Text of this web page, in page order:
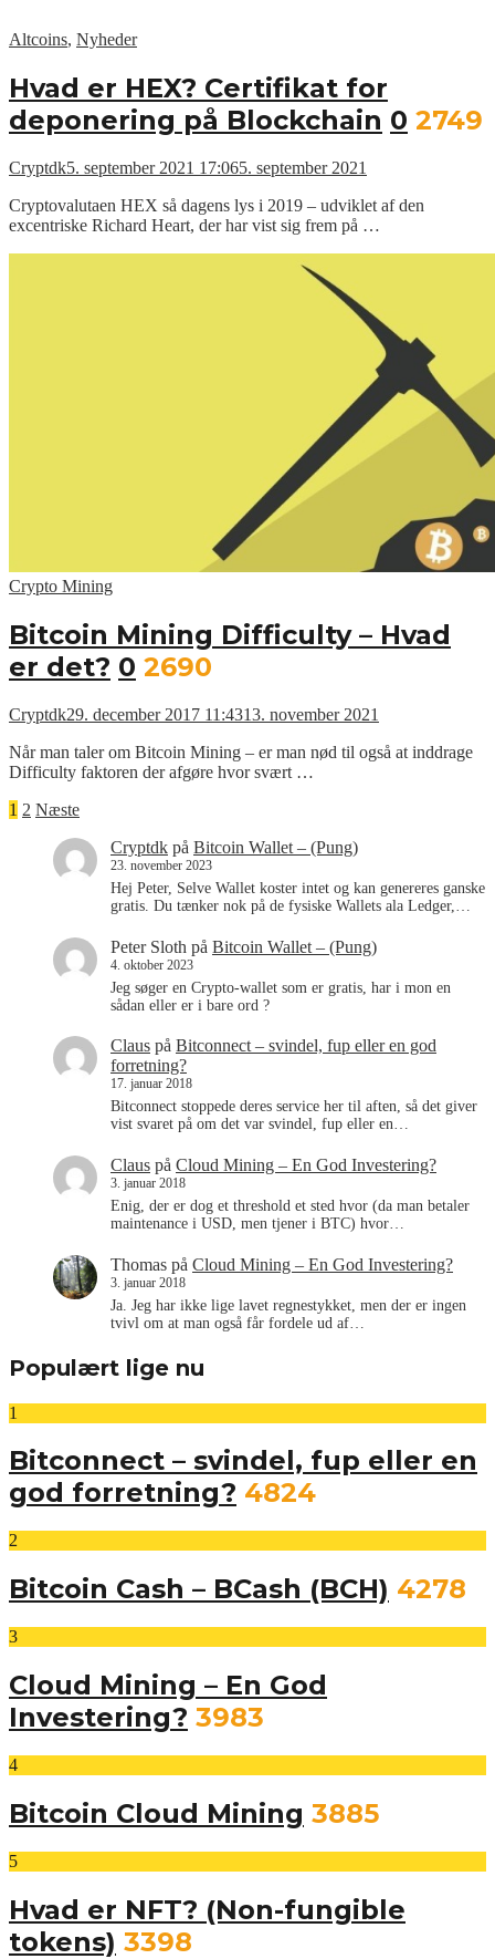
Altcoins, Nyheder
Hvad er HEX? Certifikat for
deponering på Blockchain 0 2749
Cryptdk5. september 2021 17:065. september 2021
Cryptovalutaen HEX så dagens lys i 2019 – udviklet af den
excentriske Richard Heart, der har vist sig frem på …
Crypto Mining
Bitcoin Mining Difficulty – Hvad
er det? 0 2690
Cryptdk29. december 2017 11:4313. november 2021
Når man taler om Bitcoin Mining – er man nød til også at inddrage
Difficulty faktoren der afgøre hvor svært …
Indlægsinddeling
1 2 Næste
Cryptdk på Bitcoin Wallet – (Pung)
23. november 2023
Hej Peter, Selve Wallet koster intet og kan genereres ganske
gratis. Du tænker nok på de fysiske Wallets ala Ledger,…
Peter Sloth på Bitcoin Wallet – (Pung)
4. oktober 2023
Jeg søger en Crypto-wallet som er gratis, har i mon en
sådan eller er i bare ord ?
Claus på Bitconnect – svindel, fup eller en god
forretning?
17. januar 2018
Bitconnect stoppede deres service her til aften, så det giver
vist svaret på om det var svindel, fup eller en…
Claus på Cloud Mining – En God Investering?
3. januar 2018
Enig, der er dog et threshold et sted hvor (da man betaler
maintenance i USD, men tjener i BTC) hvor…
Thomas på Cloud Mining – En God Investering?
3. januar 2018
Ja. Jeg har ikke lige lavet regnestykket, men der er ingen
tvivl om at man også får fordele ud af…
Populært lige nu
1
Bitconnect – svindel, fup eller en
god forretning? 4824
2
Bitcoin Cash – BCash (BCH) 4278
3
Cloud Mining – En God
Investering? 3983
4
Bitcoin Cloud Mining 3885
5
Hvad er NFT? (Non-fungible
tokens) 3398